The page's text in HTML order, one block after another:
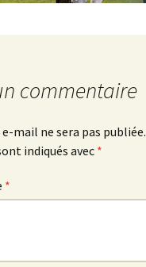
commentaire
mail ne sera pas publiée.
indiqués avec *
*